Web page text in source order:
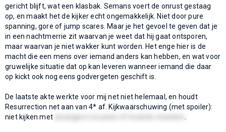
gericht blijft, wat een klasbak. Semans voert de onrust gestaag
op, en maakt het de kijker echt ongemakkelijk. Niet door pure
spanning, gore of jump scares. Maar je het gevoel te geven dat je
in een nachtmerrie zit waarvan je weet dat hij gaat ontsporen,
maar waarvan je niet wakker kunt worden. Het enge hier is de
macht die een mens over iemand anders kan hebben, en wat voor
gruwelijke situatie dat op kan leveren wanneer iemand die daar
op kickt ook nog eens godvergeten geschift is.
De laatste akte werkte voor mij net niet helemaal, en houdt
Resurrection net aan van 4* af. Kijkwaarschuwing (met spoiler):
niet kijken met